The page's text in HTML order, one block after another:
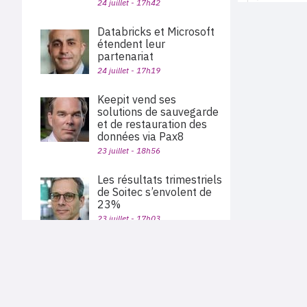
24 juillet - 17h42
Databricks et Microsoft
étendent leur
partenariat
24 juillet - 17h19
Keepit vend ses
solutions de sauvegarde
et de restauration des
données via Pax8
23 juillet - 18h56
Les résultats trimestriels
de Soitec s’envolent de
23%
23 juillet - 17h03